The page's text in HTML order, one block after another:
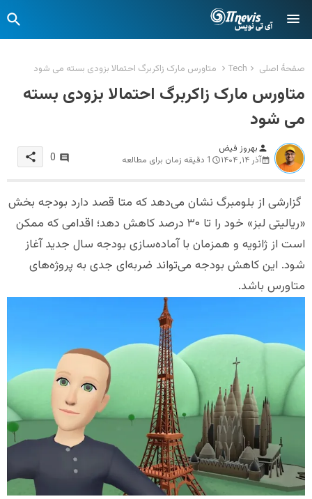
صفحهٔ اصلی Tech متاورس مارک زاکربرگ احتمالا بزودی بسته می شود
متاورس مارک زاکربرگ احتمالا بزودی بسته
می شود
person بهروز فیض
آذر ۱۴, ۱۴۰۴
1 دقیقه زمان برای مطالعه 0
share
گزارشی از بلومبرگ نشان می‌دهد که متا قصد دارد بودجه بخش
«ریالیتی لبز» خود را تا ۳۰ درصد کاهش دهد؛ اقدامی که ممکن
است از ژانویه و همزمان با آماده‌سازی بودجه سال جدید آغاز
شود. این کاهش بودجه می‌تواند ضربه‌ای جدی به پروژه‌های
متاورس باشد.